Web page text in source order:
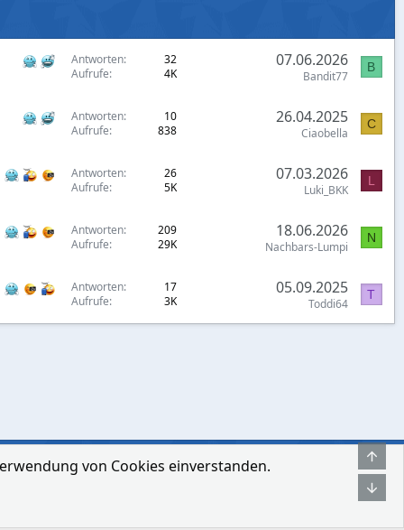
Antworten
32
Aufrufe
4K
07.06.2026
Bandit77
B
Antworten
10
Aufrufe
838
26.04.2025
Ciaobella
C
Antworten
26
Aufrufe
5K
07.03.2026
Luki_BKK
L
Antworten
209
Aufrufe
29K
18.06.2026
Nachbars-Lumpi
N
Antworten
17
Aufrufe
3K
05.09.2025
Toddi64
T
Bedingungen und Regeln Datenschutz-Bestimmungen Hilfe
von Cookies einverstanden.